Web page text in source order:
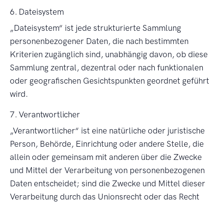
6. Dateisystem
Dateisystem
ist jede strukturierte Sammlung
personenbezogener Daten, die nach bestimmten
Kriterien zugänglich sind, unabhängig davon, ob diese
Sammlung zentral, dezentral oder nach funktionalen
oder geografischen Gesichtspunkten geordnet geführt
wird.
7. Verantwortlicher
Verantwortlicher
ist eine natürliche oder juristische
Person, Behörde, Einrichtung oder andere Stelle, die
allein oder gemeinsam mit anderen über die Zwecke
und Mittel der Verarbeitung von personenbezogenen
Daten entscheidet; sind die Zwecke und Mittel dieser
Verarbeitung durch das Unionsrecht oder das Recht